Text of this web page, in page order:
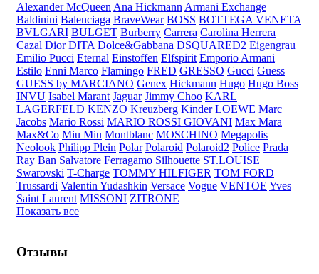
Alexander McQueen Ana Hickmann Armani Exchange
Baldinini Balenciaga BraveWear BOSS BOTTEGA VENETA
BVLGARI BULGET Burberry Carrera Carolina Herrera
Cazal Dior DITA Dolce&Gabbana DSQUARED2 Eigengrau
Emilio Pucci Eternal Einstoffen Elfspirit Emporio Armani
Estilo Enni Marco Flamingo FRED GRESSO Gucci Guess
GUESS by MARCIANO Genex Hickmann Hugo Hugo Boss
INVU Isabel Marant Jaguar Jimmy Choo KARL
LAGERFELD KENZO Kreuzberg Kinder LOEWE Marc
Jacobs Mario Rossi MARIO ROSSI GIOVANI Max Mara
Max&Co Miu Miu Montblanc MOSCHINO Megapolis
Neolook Philipp Plein Polar Polaroid Polaroid2 Police Prada
Ray Ban Salvatore Ferragamo Silhouette ST.LOUISE
Swarovski T-Charge TOMMY HILFIGER TOM FORD
Trussardi Valentin Yudashkin Versace Vogue VENTOE Yves
Saint Laurent MISSONI ZITRONE
Показать все
Отзывы